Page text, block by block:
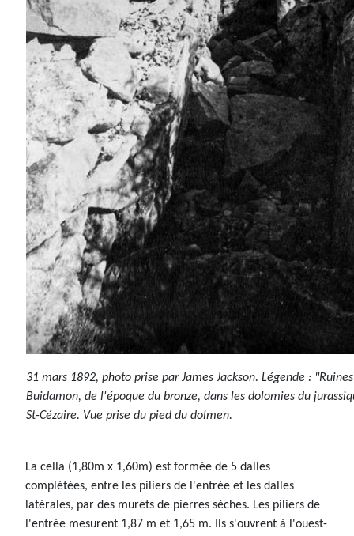
31 mars 1892, photo prise par James Jackson. Légende :
Buidamon, de l'époque du bronze, dans les dolomies du
St-Cézaire. Vue prise du pied du dolmen.
La cella (1,80m x 1,60m) est formée de 5 dalles
complétées, entre les piliers de l'entrée et les dalles
latérales, par des murets de pierres sèches. Les piliers de
l'entrée mesurent 1,87 m et 1,65 m. Ils s'ouvrent à l'ouest-